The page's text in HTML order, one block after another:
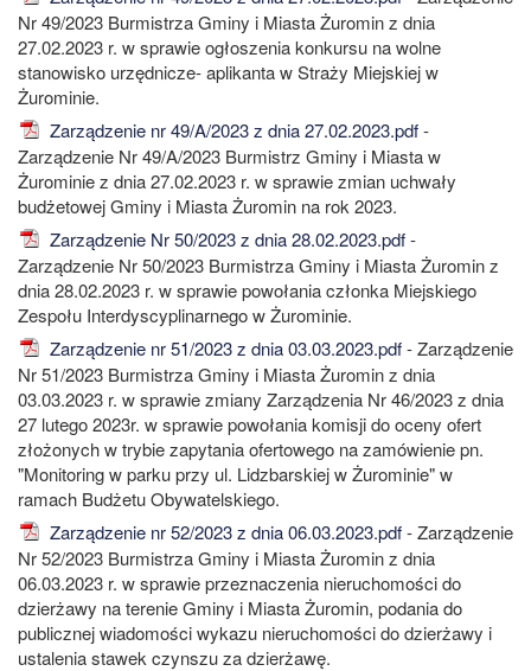
Nr 49/2023 Burmistrza Gminy i Miasta Żuromin z dnia
27.02.2023 r. w sprawie ogłoszenia konkursu na wolne
stanowisko urzędnicze- aplikanta w Straży Miejskiej w
Żurominie.
Zarządzenie nr 49/A/2023 z dnia 27.02.2023.pdf-
Zarządzenie Nr 49/A/2023 Burmistrz Gminy i Miasta w
Żurominie z dnia 27.02.2023 r. w sprawie zmian uchwały
budżetowej Gminy i Miasta Żuromin na rok 2023.
Zarządzenie Nr 50/2023 z dnia 28.02.2023.pdf-
Zarządzenie Nr 50/2023 Burmistrza Gminy i Miasta Żuromin z
dnia 28.02.2023 r. w sprawie powołania członka Miejskiego
Zespołu Interdyscyplinarnego w Żurominie.
Zarządzenie nr 51/2023 z dnia 03.03.2023.pdf- Zarządzenie
Nr 51/2023 Burmistrza Gminy i Miasta Żuromin z dnia
03.03.2023 r. w sprawie zmiany Zarządzenia Nr 46/2023 z dnia
27 lutego 2023r. w sprawie powołania komisji do oceny ofert
złożonych w trybie zapytania ofertowego na zamówienie pn.
"Monitoring w parku przy ul. Lidzbarskiej w Żurominie" w
ramach Budżetu Obywatelskiego.
Zarządzenie nr 52/2023 z dnia 06.03.2023.pdf- Zarządzenie
Nr 52/2023 Burmistrza Gminy i Miasta Żuromin z dnia
06.03.2023 r. w sprawie przeznaczenia nieruchomości do
dzierżawy na terenie Gminy i Miasta Żuromin, podania do
publicznej wiadomości wykazu nieruchomości do dzierżawy i
ustalenia stawek czynszu za dzierżawę.